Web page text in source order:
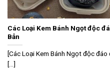
Các Loại Kem Bánh Ngọt độc
Bản
[Các Loại Kem Bánh Ngọt độc
[...]